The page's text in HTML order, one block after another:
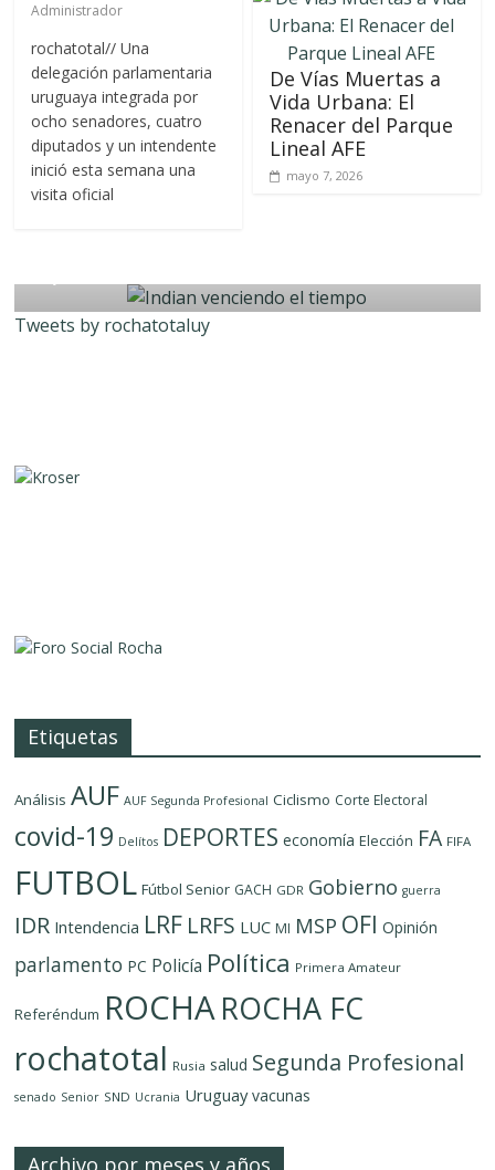
Administrador
rochatotal// Una
delegación parlamentaria
uruguaya integrada por
ocho senadores, cuatro
diputados y un intendente
inició esta semana una
visita oficial
De Vías Muertas a
Vida Urbana: El
Renacer del Parque
Lineal AFE
mayo 7, 2026
Tweets by rochatotaluy
Etiquetas
Análisis AUF AUF Segunda Profesional Ciclismo Corte Electoral
covid-19 Delítos DEPORTES economía Elección FA FIFA
FUTBOL Fútbol Senior GACH GDR Gobierno guerra
IDR Intendencia LRF LRFS LUC MI MSP OFI Opinión
parlamento PC Policía Política Primera Amateur
Referéndum ROCHAROCHA FC
rochatotal Rusia salud Segunda Profesional
senado Senior SND Ucrania Uruguay vacunas
Archivo por meses y años